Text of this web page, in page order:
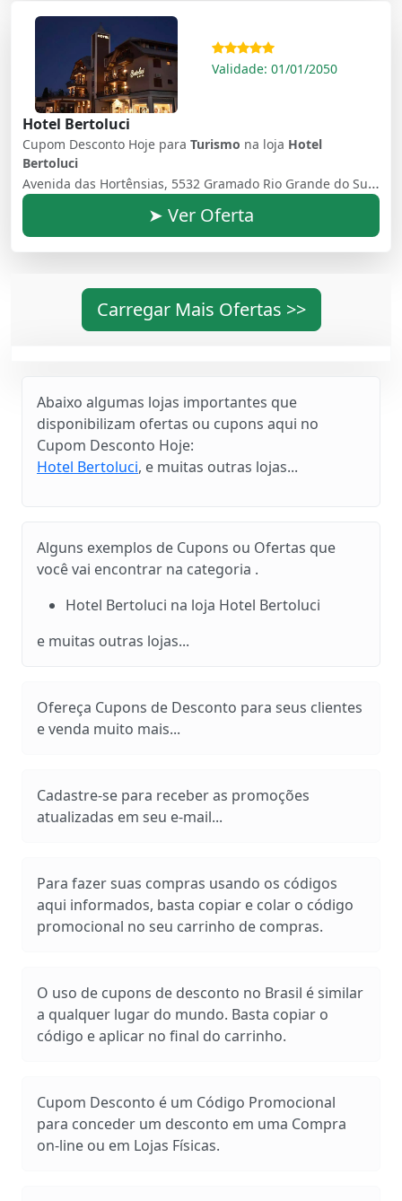
Validade: 01/01/2050
Hotel Bertoluci
Cupom Desconto Hoje para Turismo na loja Hotel
Bertoluci
Avenida das Hortênsias, 5532 Gramado Rio Grande do Sul Brasil - 95670000
➤ Ver Oferta
Carregar Mais Ofertas >>
Abaixo algumas lojas importantes que
disponibilizam ofertas ou cupons aqui no
Cupom Desconto Hoje:
Hotel Bertoluci, e muitas outras lojas...
Alguns exemplos de Cupons ou Ofertas que
você vai encontrar na categoria .
Hotel Bertoluci na loja Hotel Bertoluci
e muitas outras lojas...
Ofereça Cupons de Desconto para seus clientes
e venda muito mais...
Cadastre-se para receber as promoções
atualizadas em seu e-mail...
Para fazer suas compras usando os códigos
aqui informados, basta copiar e colar o código
promocional no seu carrinho de compras.
O uso de cupons de desconto no Brasil é similar
a qualquer lugar do mundo. Basta copiar o
código e aplicar no final do carrinho.
Cupom Desconto é um Código Promocional
para conceder um desconto em uma Compra
on-line ou em Lojas Físicas.